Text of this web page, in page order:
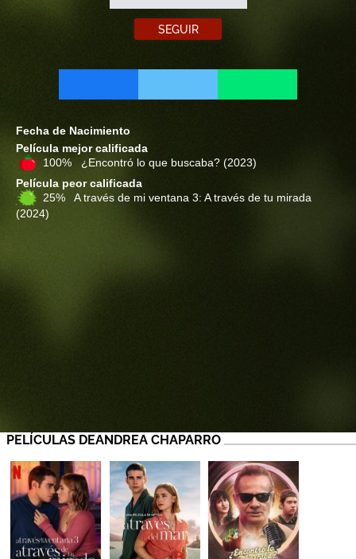
SEGUIR
Fecha de Nacimiento
Película mejor calificada
100% ¿Encontró lo que buscaba? (2023)
Película peor calificada
25% A través de mi ventana 3: A través de tu mirada
(2024)
PELÍCULAS DEANDREA CHAPARRO